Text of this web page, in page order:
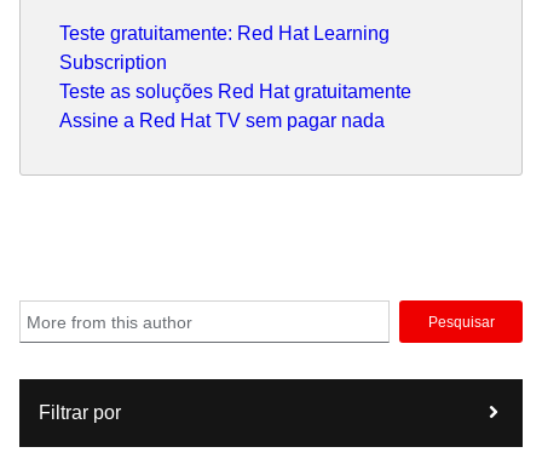
Teste gratuitamente: Red Hat Learning
Subscription
Teste as soluções Red Hat gratuitamente
Assine a Red Hat TV sem pagar nada
Pesquisar
Filtrar por